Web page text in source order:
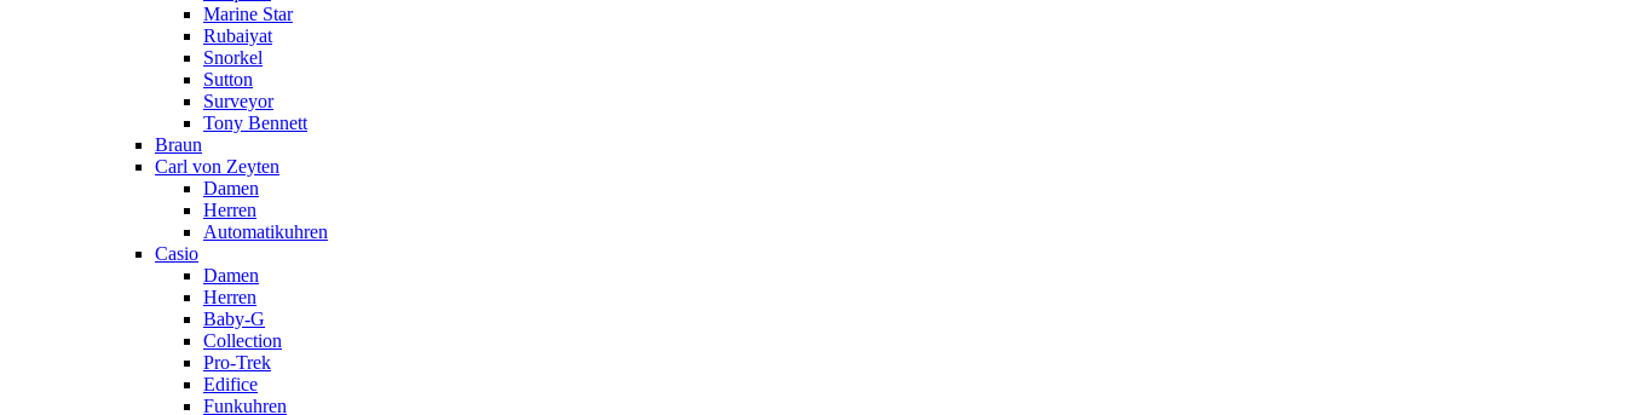
Marine Star
Rubaiyat
Snorkel
Sutton
Surveyor
Tony Bennett
Braun
Carl von Zeyten
Damen
Herren
Automatikuhren
Casio
Damen
Herren
Baby-G
Collection
Pro-Trek
Edifice
Funkuhren